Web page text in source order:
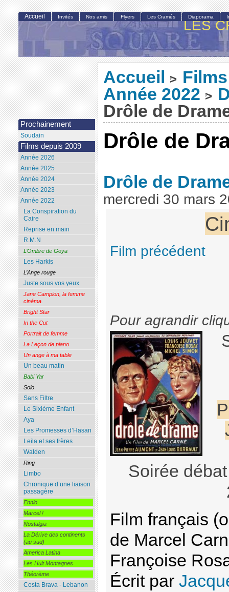
LES
Accueil >
Année 2022 >
Drôle de
Drôle de
Drôle de
mercredi 30 mars
Film précédent
Pour agrandir
Soirée
Film français
de Marcel
Françoise
Écrit par
Accueil Invités Nos amis Flyers Les Cramés Diaporama
Prochainement
Soudain
Films depuis 2009
Année 2026
Année 2025
Année 2024
Année 2023
Année 2022
La Conspiration du
Caire
Reprise en main
R.M.N
L’Ombre de Goya
Les Harkis
L’Ange rouge
Juste sous vos yeux
Jane Campion, la femme
cinéma.
Bright Star
In the Cut
Portrait de femme
La Leçon de piano
Un ange à ma table
Un beau matin
Babi Yar
Solo
Sans Filtre
Le Sixième Enfant
Aya
Les Promesses d’Hasan
Leila et ses frères
Walden
Ring
Limbo
Chronique d’une liaison
passagère
Ennio
Marcel !
Nostalgia
La Dérive des continents
(au sud)
America Latina
Les Huit Montagnes
Théorème
Costa Brava - Lebanon